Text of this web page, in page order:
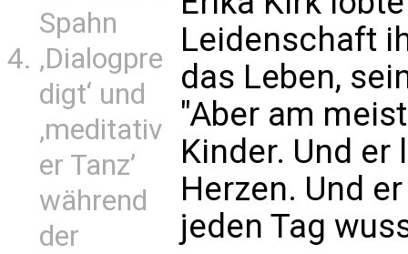
Spahn
‚Dialogpre
digt‘ und
‚meditativ
er Tanz’
während
der
Leidenschaft
das Leben,
"Aber am
Kinder. Und
Herzen. Und
jeden Tag